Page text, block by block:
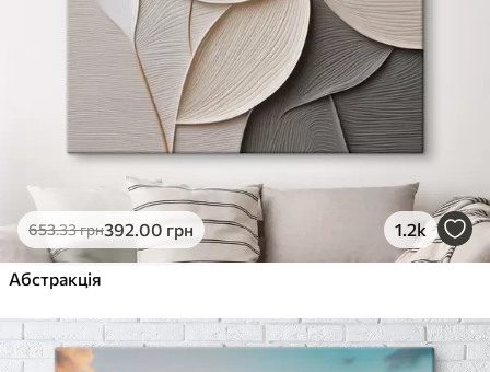
653.33грн392.00 грн 1.2k
Абстракція